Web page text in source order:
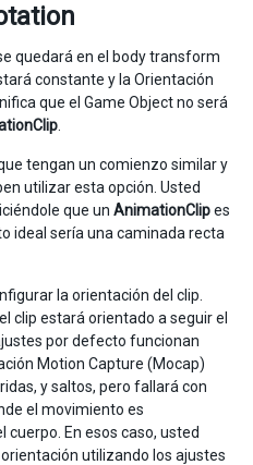
quedará en el body transform
constante y la Orientación
que el Game Object no será
tengan un comienzo similar y
utilizar esta opción. Usted
que un AnimationClipes
ideal sería una caminada recta
la orientación del clip.
clip estará orientado a seguir el
por defecto funcionan
Motion Capture (Mocap)
y saltos, pero fallará con
el movimiento es
En esos caso, usted
utilizando los ajustes